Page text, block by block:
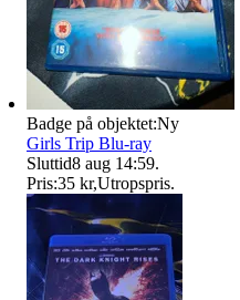
Badge på objektet:Ny
Girls Trip Blu-ray
Sluttid8 aug 14:59.
Pris:35 kr,Utropspris.